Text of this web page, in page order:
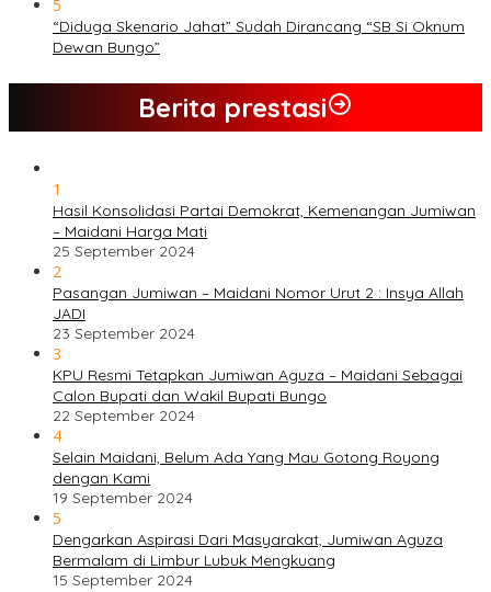
5
“Diduga Skenario Jahat” Sudah Dirancang “SB Si Oknum
Dewan Bungo”
Berita prestasi
1
Hasil Konsolidasi Partai Demokrat, Kemenangan Jumiwan
– Maidani Harga Mati
25 September 2024
2
Pasangan Jumiwan – Maidani Nomor Urut 2 : Insya Allah
JADI
23 September 2024
3
KPU Resmi Tetapkan Jumiwan Aguza – Maidani Sebagai
Calon Bupati dan Wakil Bupati Bungo
22 September 2024
4
Selain Maidani, Belum Ada Yang Mau Gotong Royong
dengan Kami
19 September 2024
5
Dengarkan Aspirasi Dari Masyarakat, Jumiwan Aguza
Bermalam di Limbur Lubuk Mengkuang
15 September 2024